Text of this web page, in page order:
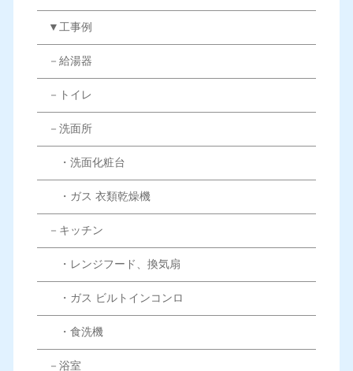
▼工事例
－給湯器
－トイレ
－洗面所
・洗面化粧台
・ガス 衣類乾燥機
－キッチン
・レンジフード、換気扇
・ガス ビルトインコンロ
・食洗機
－浴室